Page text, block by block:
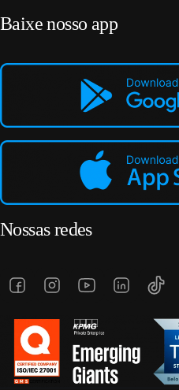
Baixe nosso app
Nossas redes